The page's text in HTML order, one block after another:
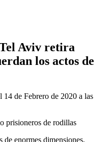
Aviv retira
los actos de
14 de Febrero de 2020 a las
prisioneros de rodillas
de enormes dimensiones,